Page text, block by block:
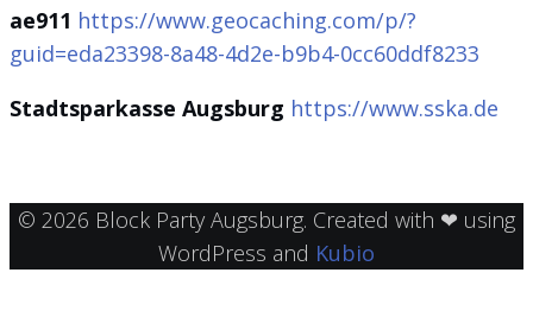
ae911 https://www.geocaching.com/p/?
guid=eda23398-8a48-4d2e-b9b4-0cc60ddf8233
Stadtsparkasse Augsburg https://www.sska.de
© 2026 Block Party Augsburg. Created with ❤ using
WordPress and Kubio